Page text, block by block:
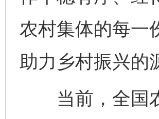
农村集体的每一
助力乡村振兴的
当前，全国农